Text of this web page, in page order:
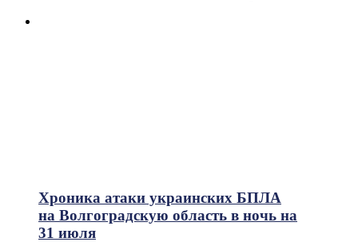
Хроника атаки украинских БПЛА
на Волгоградскую область в ночь на
31 июля